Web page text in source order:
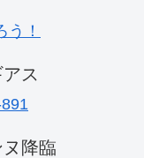
！
ス
降臨